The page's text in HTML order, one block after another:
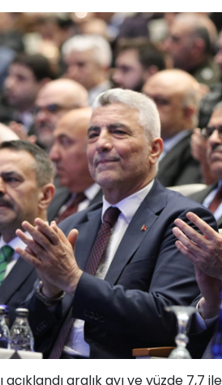
aralık ayı ve yüzde 7,7